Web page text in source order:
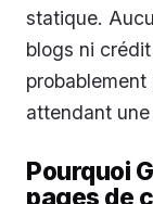
statique.
blogs ni
attendant
Pourquoi
pages de